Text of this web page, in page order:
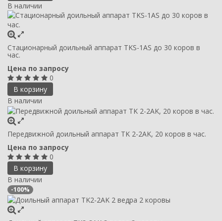
В наличии
Стационарный доильный аппарат TKS-1AS до 30 коров в
час.
Цена по запросу
0
В корзину
В наличии
Передвижной доильный аппарат TK 2-2AK, 20 коров в час.
Цена по запросу
0
В корзину
В наличии
-100%